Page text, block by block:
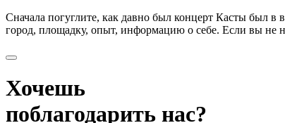
Сначала погуглите, как давно был концерт Касты был
город, площадку, опыт, информацию о себе. Если вы не
Хочешь
поблагодарить нас?